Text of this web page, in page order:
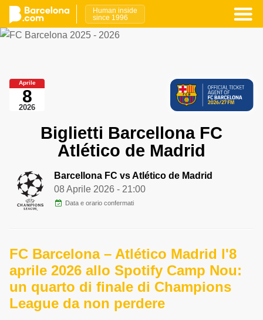
Human inside
since 1996
Aprile
8
2026
Biglietti Barcellona FC
Atlético de Madrid
Barcellona FC vs Atlético de Madrid
08 Aprile 2026 - 21:00
Data e orario confermati
FC Barcelona – Atlético Madrid l'8
aprile 2026 allo Spotify Camp Nou:
un quarto di finale di Champions
League da non perdere